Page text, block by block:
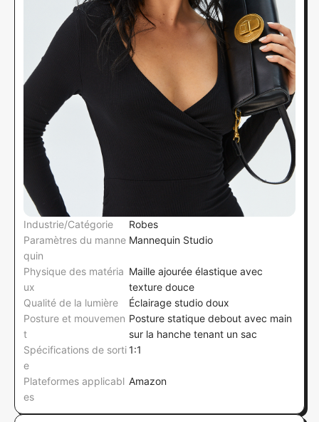
Industrie/Catégorie
Robes
Paramètres du manne
quin
Mannequin Studio
Physique des matéria
ux
Maille ajourée élastique avec
texture douce
Qualité de la lumière
Éclairage studio doux
Posture et mouvemen
t
Posture statique debout avec main
sur la hanche tenant un sac
Spécifications de sorti
e
1:1
Plateformes applicabl
es
Amazon